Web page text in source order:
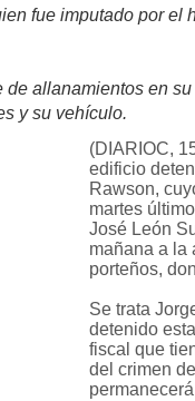
fue imputado por el
allanamientos en
y su vehículo.
(DIARIOC,
edificio
Rawson,
martes
José León
mañana a la
porteños,
Se trata
detenido
fiscal que
del crimen